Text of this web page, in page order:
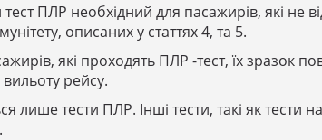
ПЛР необхідний для пасажирів, які не
описаних у статтях 4, та 5.
які проходять ПЛР -тест, їх зразок
рейсу.
лише тести ПЛР. Інші тести, такі як тести